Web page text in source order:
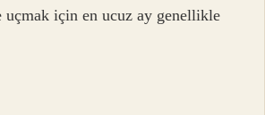
uçmak için en ucuz ay genellikle